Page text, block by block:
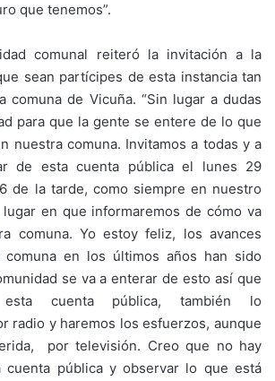
que tenemos”.
comunal reiteró la invitación a la
sean partícipes de esta instancia tan
comuna de Vicuña. “Sin lugar a dudas
para que la gente se entere de lo que
nuestra comuna. Invitamos a todas y a
de esta cuenta pública el lunes 29
de la tarde, como siempre en nuestro
en que informaremos de cómo va
comuna. Yo estoy feliz, los avances
en los últimos años han sido
se va a enterar de esto así que
cuenta pública, también lo
radio y haremos los esfuerzos, aunque
por televisión. Creo que no hay
cuenta pública y observar lo que está